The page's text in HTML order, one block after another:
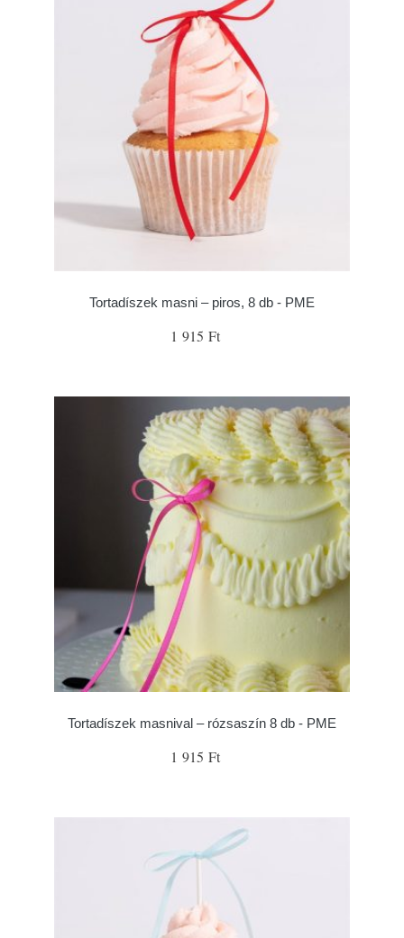
Tortadíszek masni – piros, 8 db - PME
1 915 Ft
Tortadíszek masnival – rózsaszín 8 db - PME
1 915 Ft